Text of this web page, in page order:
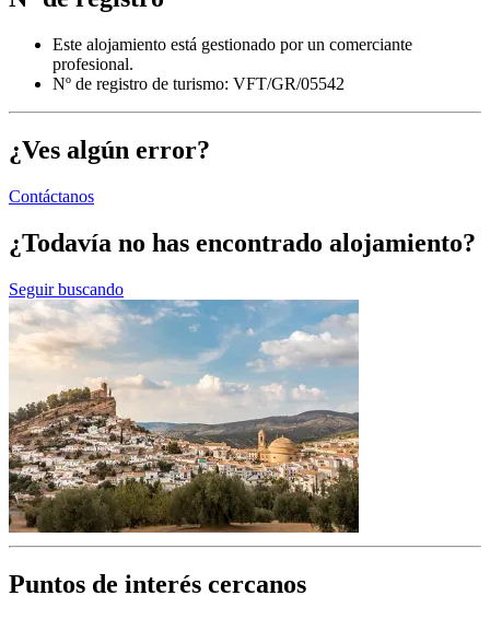
Este alojamiento está gestionado por un comerciante
profesional.
Nº de registro de turismo: VFT/GR/05542
¿Ves algún error?
Contáctanos
¿Todavía no has encontrado alojamiento?
Seguir buscando
Puntos de interés cercanos